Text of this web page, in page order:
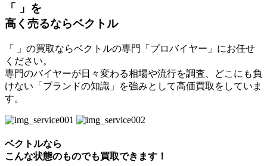
「 」を
高く売るならベクトル
「 」の買取ならベクトルの専門「プロバイヤー」にお任せ
ください。
専門のバイヤーが日々変わる相場や流行を調査、どこにも負
けない「ブランドの知識」を強みとして高価買取をしていま
す。
ベクトルなら
こんな状態のものでも買取できます！